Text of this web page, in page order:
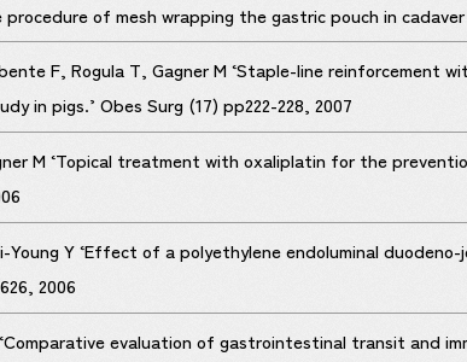
procedure of mesh wrapping the gastric pouch in
F, Rogula T, Gagner M ‘Staple-line reinforcement
in pigs.’ Obes Surg (17) pp222-228, 2007
M ‘Topical treatment with oxaliplatin for the
Young Y ‘Effect of a polyethylene endoluminal
2006
evaluation of gastrointestinal transit and